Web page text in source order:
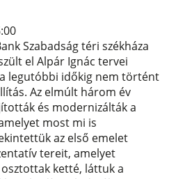
Szabadság téri székháza
el Alpár Ignác tervei
legutóbbi időkig nem történt
Az elmúlt három év
és modernizálták a
most mi is
az első emelet
tereit, amelyet
ketté, láttuk a